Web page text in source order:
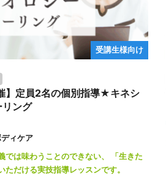
受講生様向け
】定員2名の個別指導★キネシ
リング
ィケア
では味わうことのできない、 「生きた
ただける実技指導レッスンです。